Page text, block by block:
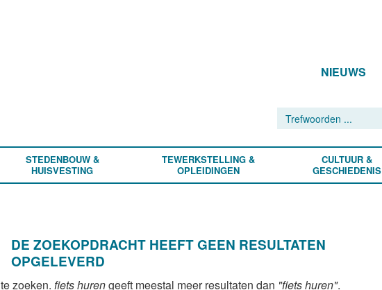
NIEUWS
STEDENBOUW &
HUISVESTING
TEWERKSTELLING &
OPLEIDINGEN
CULTUUR &
GESCHIEDENIS
DE ZOEKOPDRACHT HEEFT GEEN RESULTATEN
OPGELEVERD
te zoeken. fiets hurengeeft meestal meer resultaten dan "fiets huren".